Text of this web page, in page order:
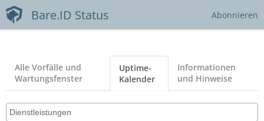
Bare.ID Status Abonnieren
Alle Vorfälle und
Wartungsfenster
Uptime-
Kalender
Informationen
und Hinweise